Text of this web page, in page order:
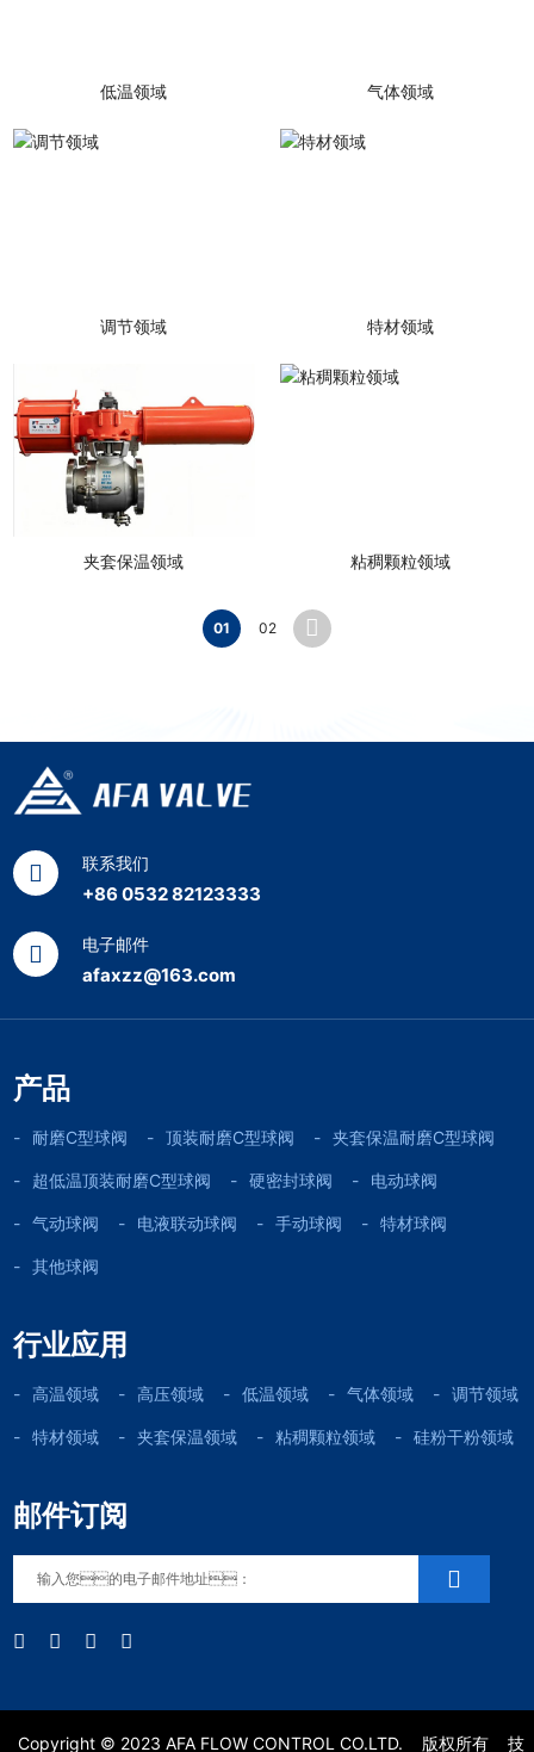
低温领域 气体领域
调节领域 特材领域
夹套保温领域 粘稠颗粒领域
01 02
联系我们
+86 0532 82123333
电子邮件
afaxzz@163.com
产品
耐磨C型球阀 顶装耐磨C型球阀 夹套保温耐磨C型球阀
超低温顶装耐磨C型球阀 硬密封球阀 电动球阀
气动球阀 电液联动球阀 手动球阀 特材球阀
其他球阀
行业应用
高温领域 高压领域 低温领域 气体领域 调节领域
特材领域 夹套保温领域 粘稠颗粒领域 硅粉干粉领域
邮件订阅
Copyright © 2023 AFA FLOW CONTROL CO.LTD. 版权所有 技